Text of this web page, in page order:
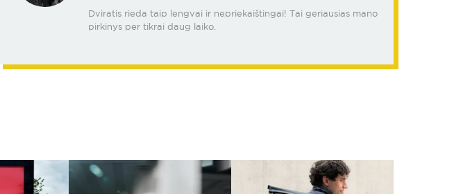
Dviratis rieda taip lengvai ir nepriekaištingai! Tai geriausias mano
pirkinys per tikrai daug laiko.